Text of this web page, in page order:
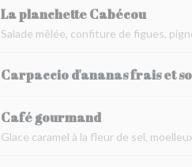
La planchette Cabécou
Salade mêlée, confiture de figues,
Carpaccio d'ananas frais et
Café gourmand
Glace caramel à la fleur de sel,